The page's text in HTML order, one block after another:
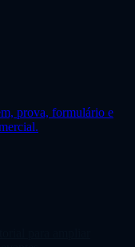
prova, formulário e